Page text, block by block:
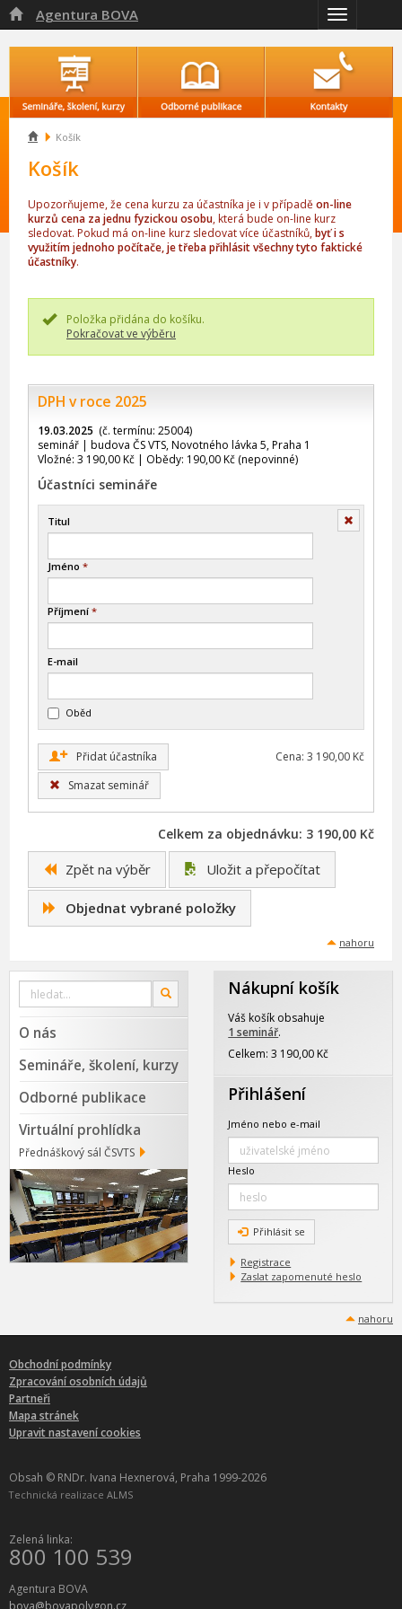
Přepnout
navigaci
 Agentura BOVA
 Košík
Košík
Upozorňujeme, že cena kurzu za účastníka je i v případěon-line
kurzů cena za jednu fyzickou osobu, která bude on-line kurz
sledovat. Pokud má on-line kurz sledovat více účastníků,byť i s
využitím jednoho počítače, je třeba přihlásit všechny tyto faktické
účastníky.
Položka přidána do košíku.
Pokračovat ve výběru
DPH v roce 2025
19.03.2025 (č. termínu: 25004)
seminář | budova ČS VTS, Novotného lávka 5, Praha 1
Vložné: 3 190,00 Kč | Obědy: 190,00 Kč (nepovinné)
Účastníci semináře
Titul
Jméno *
Příjmení *
E-mail
Oběd
Cena: 3 190,00 Kč
+
Přidat účastníka
Smazat seminář
Celkem za objednávku: 3 190,00 Kč
Zpět na výběr Uložit a přepočítat
Objednat vybrané položky
nahoru
Vyhledat
webu
OK
O nás
Semináře, školení, kurzy
Odborné publikace
Virtuální prohlídka
Přednáškový sál ČSVTS
Nákupní košík
Váš košík obsahuje
1 seminář.
Celkem: 3 190,00 Kč
Přihlášení
Jméno nebo e-mail
Heslo
Přihlásit se
Registrace
Zaslat zapomenuté heslo
nahoru
Obchodní podmínky
Zpracování osobních údajů
Partneři
Mapa stránek
Upravit nastavení cookies
Obsah © RNDr. Ivana Hexnerová, Praha 1999-2026
Technická realizace ALMS
Zelená linka:
800 100 539
Agentura BOVA